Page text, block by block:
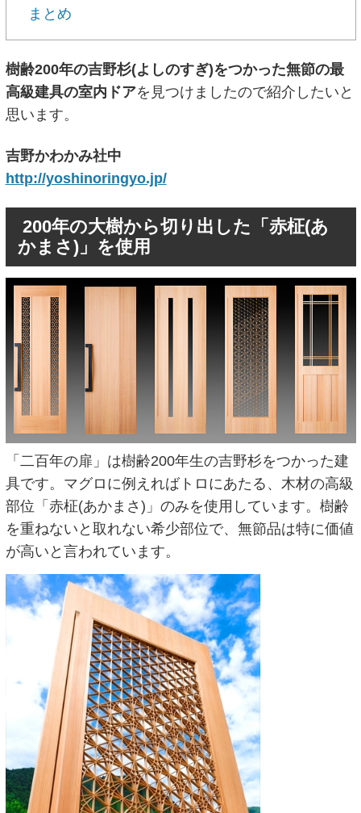
まとめ
樹齢200年の吉野杉(よしのすぎ)をつかった無節の最
高級建具の室内ドアを見つけましたので紹介したいと
思います。
吉野かわかみ社中
http://yoshinoringyo.jp/
200年の大樹から切り出した「赤柾(あ
かまさ)」を使用
「二百年の扉」は樹齢200年生の吉野杉をつかった建
具です。マグロに例えればトロにあたる、木材の高級
部位「赤柾(あかまさ)」のみを使用しています。樹齢
を重ねないと取れない希少部位で、無節品は特に価値
が高いと言われています。